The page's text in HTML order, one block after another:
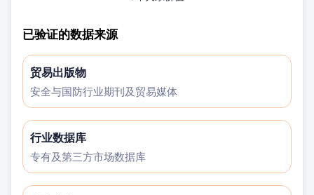
已验证的数据来源
贸易出版物
安全与国防行业期刊及贸易媒体
行业数据库
专有及第三方市场数据库